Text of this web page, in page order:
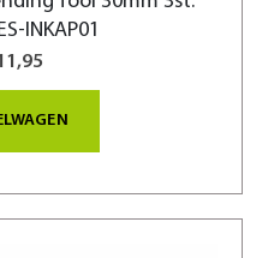
INKAP01